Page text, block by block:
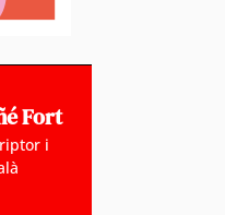
Fort
i